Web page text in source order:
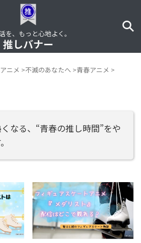
を、もっと心地よく。
推しバナー
ニメ >不滅のあなたへ >青春アニメ >
なる、“青春の推し時間”をや